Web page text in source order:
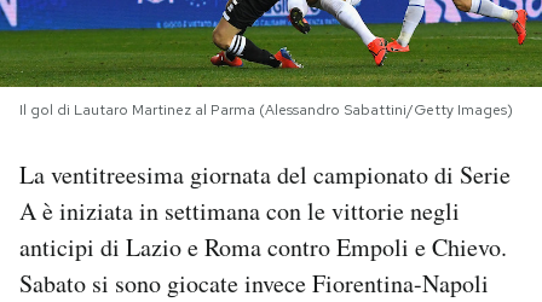
NEWSLETTER
I MIEI PREFERITI
SHOP
CALENDARIO
Il gol di Lautaro Martinez al Parma (Alessandro Sabattini/Getty Images)
La ventitreesima giornata del campionato di Serie
A è iniziata in settimana con le vittorie negli
anticipi di Lazio e Roma contro Empoli e Chievo.
Sabato si sono giocate invece Fiorentina-Napoli